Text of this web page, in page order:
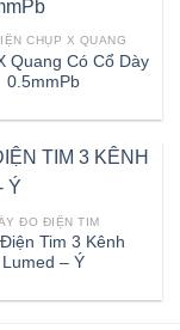
CHỤP X QUANG
Quang Có Cổ Dày
0.5mmPb
ĐO ĐIỆN TIM
Tim 3 Kênh
Lumed – Ý